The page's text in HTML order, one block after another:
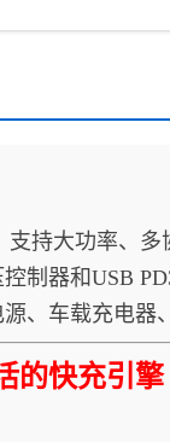
大功率、多
制器和USB
、车载充电器
的快充引擎